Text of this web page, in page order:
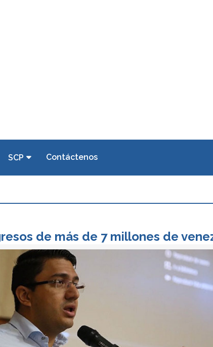
SCP Contáctenos
de más de 7 millones de